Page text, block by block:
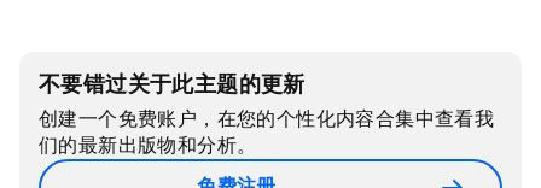
不要错过关于此主题的更新
创建一个免费账户，在您的个性化内容合集中查看我
们的最新出版物和分析。